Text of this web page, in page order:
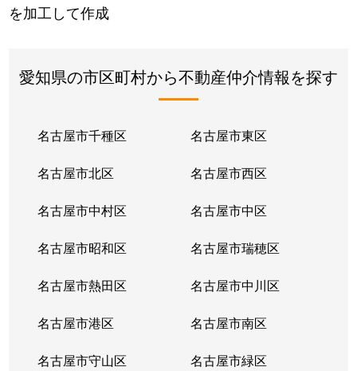
を加工して作成
愛知県の市区町村から不動産仲介情報を探す
名古屋市千種区 名古屋市東区
名古屋市北区 名古屋市西区
名古屋市中村区 名古屋市中区
名古屋市昭和区 名古屋市瑞穂区
名古屋市熱田区 名古屋市中川区
名古屋市港区 名古屋市南区
名古屋市守山区 名古屋市緑区